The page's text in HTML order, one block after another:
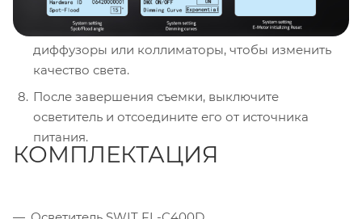
При необходимости можно использовать
дополнительные элементы, такие как
диффузоры или коллиматоры, чтобы изменить
качество света.
После завершения съемки, выключите
осветитель и отсоедините его от источника
питания.
КОМПЛЕКТАЦИЯ